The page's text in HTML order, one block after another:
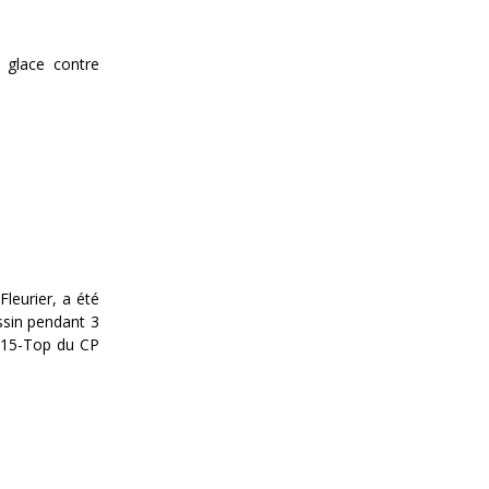
glace contre
a été
pendant 3
Top du CP